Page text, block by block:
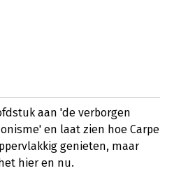
aan 'de verborgen
en laat zien hoe Carpe
genieten, maar
hier en nu.